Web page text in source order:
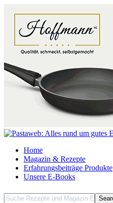
Home
Magazin & Rezepte
Erfahrungsbeiträge Produkte
Unsere E-Books